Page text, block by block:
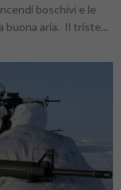
boschivi e le
buona aria. Il triste...